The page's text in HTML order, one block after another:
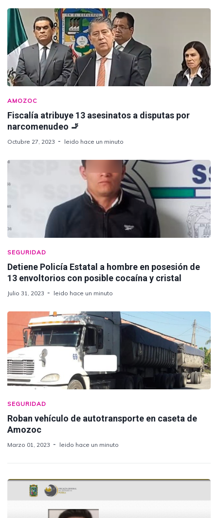
AMOZOC
Fiscalía atribuye 13 asesinatos a disputas por
narcomenudeo 🚬
Octubre 27, 2023 leido hace un minuto
SEGURIDAD
Detiene Policía Estatal a hombre en posesión de
13 envoltorios con posible cocaína y cristal
Julio 31, 2023 leido hace un minuto
SEGURIDAD
Roban vehículo de autotransporte en caseta de
Amozoc
Marzo 01, 2023 leido hace un minuto